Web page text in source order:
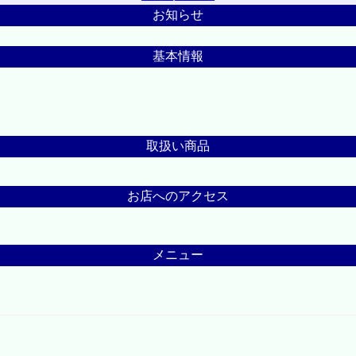
お知らせ
基本情報
取扱い商品
お店へのアクセス
メニュー